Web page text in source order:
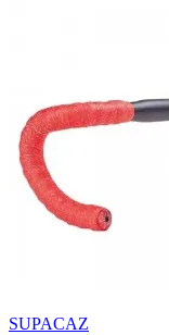
SUPACAZ